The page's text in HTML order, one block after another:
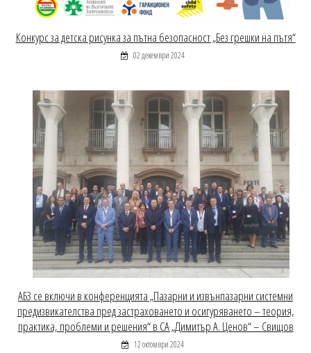
Конкурс за детска рисунка за пътна безопасност „Без грешки на пътя“
02 декември 2024
АБЗ се включи в конференцията „Пазарни и извънпазарни системни
предизвикателства пред застраховането и осигуряването – теория,
практика, проблеми и решения“ в СА „Димитър А. Ценов“ – Свищов
12 октомври 2024